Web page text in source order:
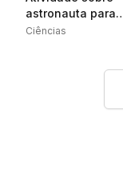
astronauta para
Educação Infantil
Ciências